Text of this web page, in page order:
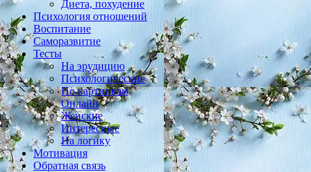
Диета, похудение
Психология отношений
Воспитание
Саморазвитие
Тесты
На эрудицию
Психологические
По картинкам
Онлайн
Женские
Интересные
На логику
Мотивация
Обратная связь